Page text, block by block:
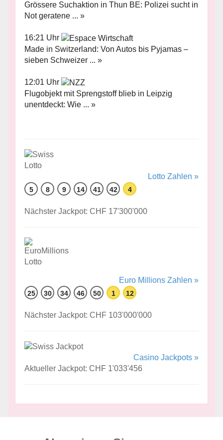
Grössere Suchaktion in Thun BE: Polizei sucht in
Not geratene ... »
16:21 Uhr
Made in Switzerland: Von Autos bis Pyjamas –
sieben Schweizer ... »
12:01 Uhr
Flugobjekt mit Sprengstoff blieb in Leipzig
unentdeckt: Wie ... »
Lotto Zahlen »
5 8 9 14 41 42 4
Nächster Jackpot: CHF 17'300'000
Euro Millions Zahlen »
25 30 34 46 50 1 12
Nächster Jackpot: CHF 103'000'000
Casino Jackpots »
Aktueller Jackpot: CHF 1'033'456